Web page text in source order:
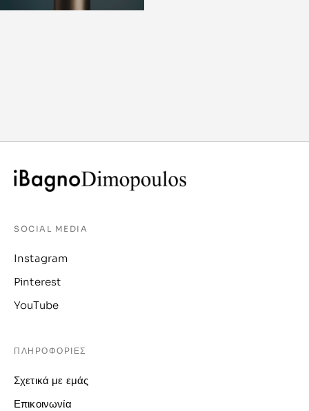
SOCIAL MEDIA
Instagram
Pinterest
YouTube
ΠΛΗΡΟΦΟΡΙΕΣ
Σχετικά με εμάς
Επικοινωνία